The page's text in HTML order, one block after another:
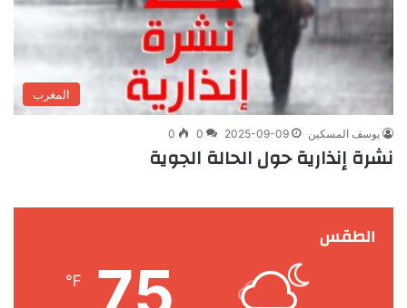
المغرب
يوسف المسكين 2025-09-09
0
0
نشرة إنذارية حول الحالة الجوية
الطقس
℉